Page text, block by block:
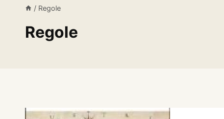
/ Regole
Regole